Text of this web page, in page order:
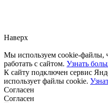
Наверх
Мы используем cookie-файлы,
работать с сайтом. Узнать
К сайту подключен сервис
использует файлы cookie.
Согласен
Согласен